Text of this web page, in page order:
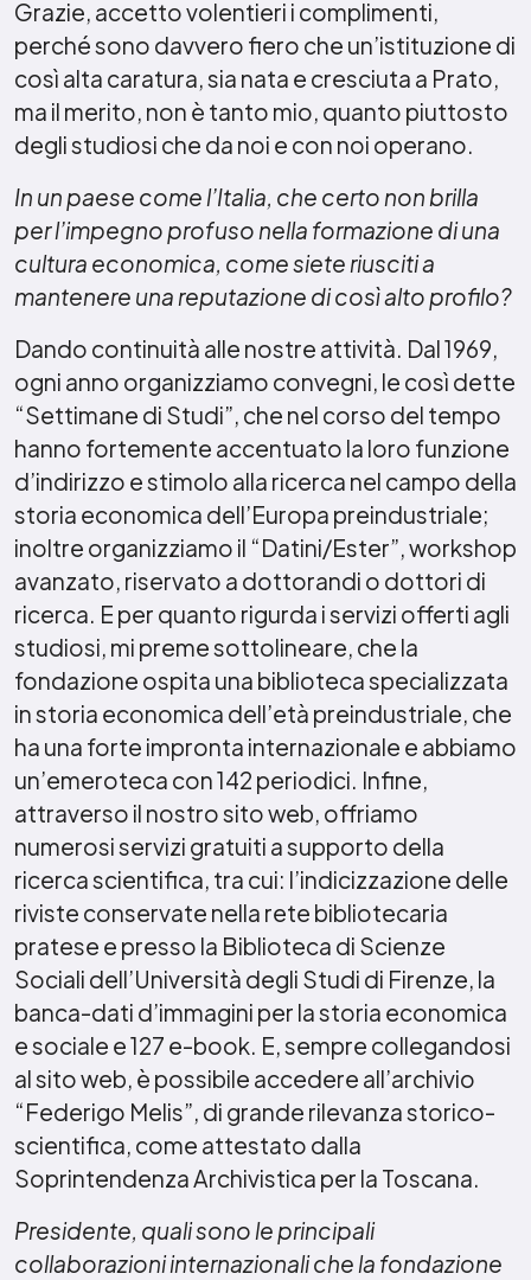
Grazie, accetto volentieri i complimenti,
perché sono davvero fiero che un’istituzione di
così alta caratura, sia nata e cresciuta a Prato,
ma il merito, non è tanto mio, quanto piuttosto
degli studiosi che da noi e con noi operano.
In un paese come l’Italia, che certo non brilla
per l’impegno profuso nella formazione di una
cultura economica, come siete riusciti a
mantenere una reputazione di così alto profilo?
Dando continuità alle nostre attività. Dal 1969,
ogni anno organizziamo convegni, le così dette
“Settimane di Studi”, che nel corso del tempo
hanno fortemente accentuato la loro funzione
d’indirizzo e stimolo alla ricerca nel campo della
storia economica dell’Europa preindustriale;
inoltre organizziamo il “Datini/Ester”, workshop
avanzato, riservato a dottorandi o dottori di
ricerca. E per quanto rigurda i servizi offerti agli
studiosi, mi preme sottolineare, che la
fondazione ospita una biblioteca specializzata
in storia economica dell’età preindustriale, che
ha una forte impronta internazionale e abbiamo
un’emeroteca con 142 periodici. Infine,
attraverso il nostro sito web, offriamo
numerosi servizi gratuiti a supporto della
ricerca scientifica, tra cui: l’indicizzazione delle
riviste conservate nella rete bibliotecaria
pratese e presso la Biblioteca di Scienze
Sociali dell’Università degli Studi di Firenze, la
banca-dati d’immagini per la storia economica
e sociale e 127 e-book. E, sempre collegandosi
al sito web, è possibile accedere all’archivio
“Federigo Melis”, di grande rilevanza storico-
scientifica, come attestato dalla
Soprintendenza Archivistica per la Toscana.
Presidente, quali sono le principali
collaborazioni internazionali che la fondazione